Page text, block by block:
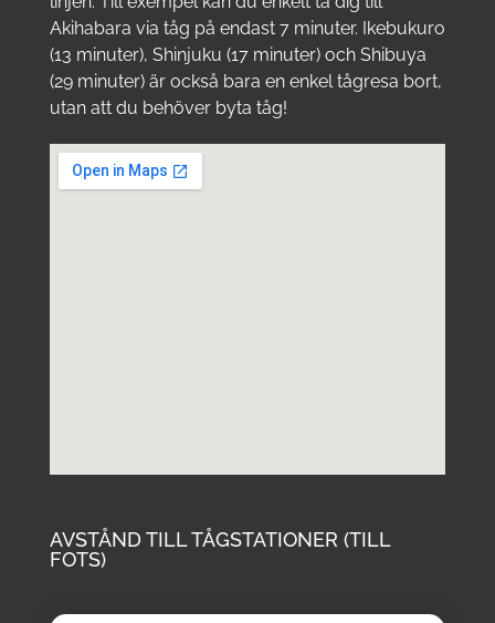
Akihabara via tåg på endast 7 minuter. Ikebukuro
(13 minuter), Shinjuku (17 minuter) och Shibuya
(29 minuter) är också bara en enkel tågresa bort,
utan att du behöver byta tåg!
AVSTÅND TILL TÅGSTATIONER (TILL
FOTS)